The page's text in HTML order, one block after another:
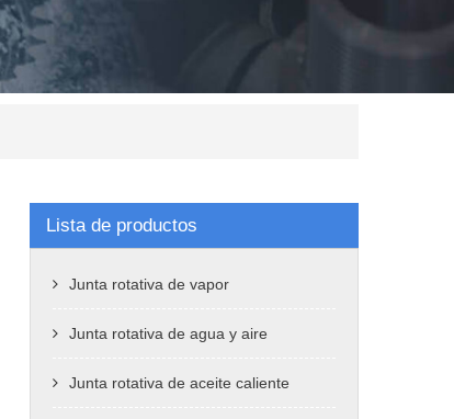
Lista de productos
Junta rotativa de vapor
Junta rotativa de agua y aire
Junta rotativa de aceite caliente